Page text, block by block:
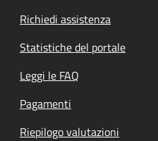
Richiedi assistenza
Statistiche del portale
Leggi le FAQ
Pagamenti
Riepilogo valutazioni